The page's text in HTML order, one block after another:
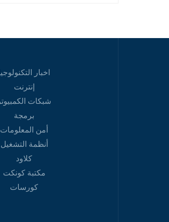
اخبار
إنترنت
شبكات الكمبيوتر
برمجة
أمن المعلومات
أنظمة التشغيل
كلاود
مكتبة كونكت
كورسات